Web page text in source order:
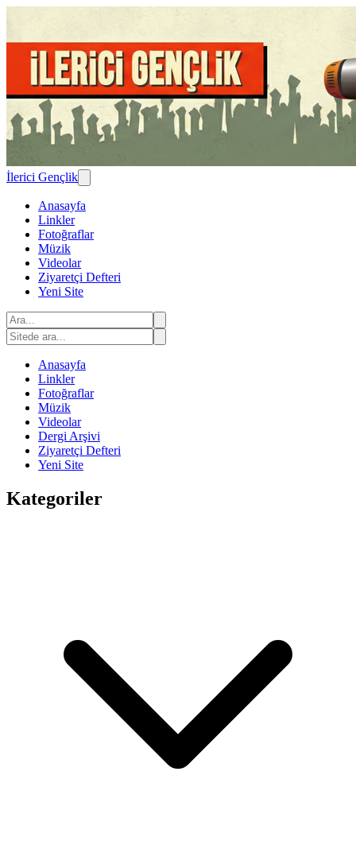
İlerici Gençlik
Anasayfa
Linkler
Fotoğraflar
Müzik
Videolar
Ziyaretçi Defteri
Yeni Site
Anasayfa
Linkler
Fotoğraflar
Müzik
Videolar
Dergi Arşivi
Ziyaretçi Defteri
Yeni Site
Kategoriler